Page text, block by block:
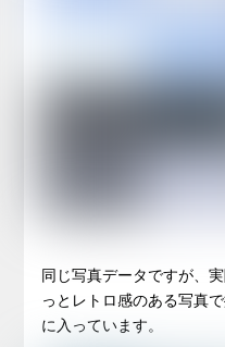
同じ写真データですが、
っとレトロ感のある写真
に入っています。